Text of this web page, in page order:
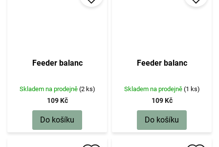
Feeder balanc
Skladem na prodejně (2 ks)
109 Kč
Do košíku
Feeder balanc
Skladem na prodejně (1 ks)
109 Kč
Do košíku